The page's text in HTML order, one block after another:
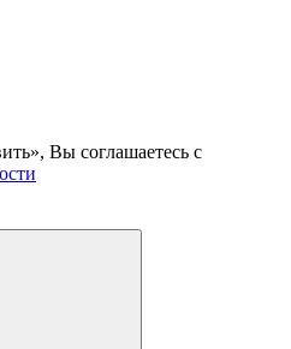
Вы соглашаетесь с